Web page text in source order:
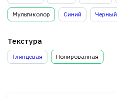
Мультиколор Синий Черный
Текстура
Глянцевая Полированная